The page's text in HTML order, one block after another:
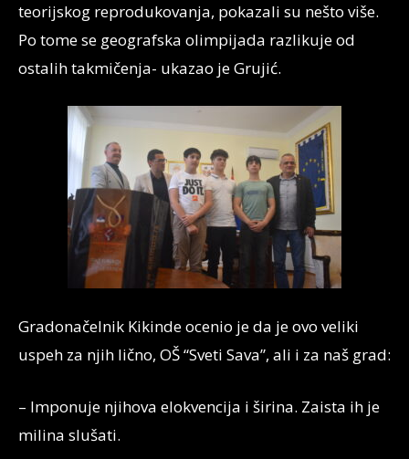
teorijskog reprodukovanja, pokazali su nešto više.
Po tome se geografska olimpijada razlikuje od
ostalih takmičenja- ukazao je Grujić.
Gradonačelnik Kikinde ocenio je da je ovo veliki
uspeh za njih lično, OŠ “Sveti Sava”, ali i za naš grad:
– Imponuje njihova elokvencija i širina. Zaista ih je
milina slušati.